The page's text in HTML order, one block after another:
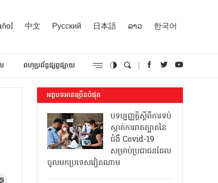
中文 Русский 日本語 ລາວ 한국어
ពហុប្រព័ន្ធផ្សព្វផ្សាយ
អត្ថបទអានច្រើនបំផុត
បទប្បញ្ញត្តិស្តីពីការទប់
ស្កាត់ការរាតត្បាតនៃ
ជំងឺ Covid-19
សម្រាប់ប្រជាជនដែល
ចូលមកប្រទេសវៀតណាម